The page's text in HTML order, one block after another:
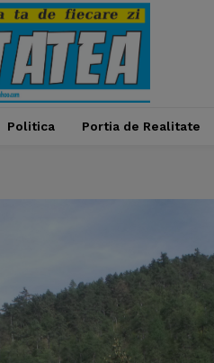
Politica Portia de Realitate